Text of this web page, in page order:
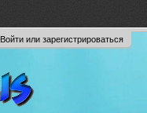
Войти или зарегистрироваться